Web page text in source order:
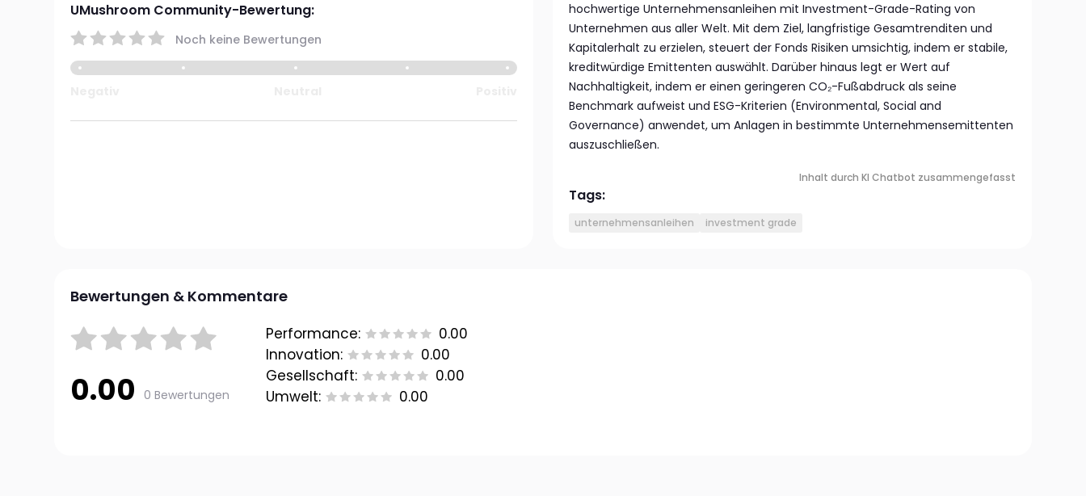
UMushroom Community-Bewertung:
Noch keine Bewertungen
hochwertige Unternehmensanleihen mit Investment-Grade-Rating von
Unternehmen aus aller Welt. Mit dem Ziel, langfristige Gesamtrenditen und
Kapitalerhalt zu erzielen, steuert der Fonds Risiken umsichtig, indem er stabile,
kreditwürdige Emittenten auswählt. Darüber hinaus legt er Wert auf
Nachhaltigkeit, indem er einen geringeren CO₂-Fußabdruck als seine
Benchmark aufweist und ESG-Kriterien (Environmental, Social and
Governance) anwendet, um Anlagen in bestimmte Unternehmensemittenten
auszuschließen.
Inhalt durch KI Chatbot zusammengefasst
Tags:
unternehmensanleihen investment grade
Bewertungen & Kommentare
0.00 0 Bewertungen
Performance:
0.00
Innovation:
0.00
Gesellschaft:
0.00
Umwelt:
0.00